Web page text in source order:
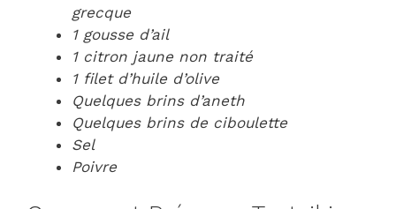
grecque
1 gousse d’ail
1 citron jaune non traité
1 filet d’huile d’olive
Quelques brins d’aneth
Quelques brins de ciboulette
Sel
Poivre